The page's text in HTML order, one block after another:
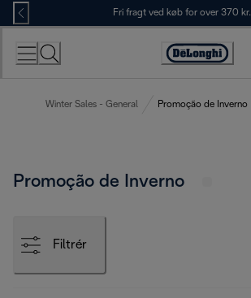
Skip
to
Content
Fri fragt ved køb for over 370 kr.
Accessibility
Winter Sales - General Promoção de Inverno
Promoção de Inverno
Filtrér